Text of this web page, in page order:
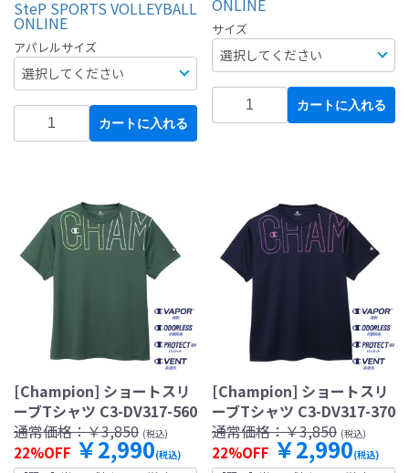
SteP SPORTS VOLLEYBALL
ONLINE
アパレルサイズ
カートに入れる
ONLINE
サイズ
カートに入れる
[Champion] ショートスリ
ーブTシャツ C3-DV317-560
通常価格：￥3,850 (税込)
22%OFF ￥2,990(税込)
[Champion] ショートスリ
ーブTシャツ C3-DV317-370
通常価格：￥3,850 (税込)
22%OFF ￥2,990(税込)